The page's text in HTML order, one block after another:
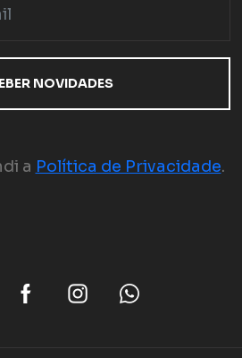
a Política de Privacidade.